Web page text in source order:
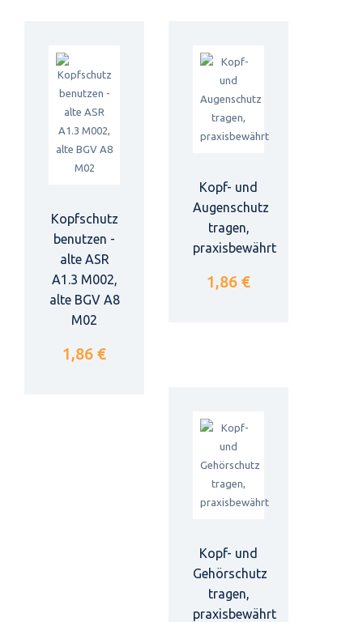
Kopfschutz
benutzen -
alte ASR
A1.3 M002,
alte BGV A8
M02
1,86 €
Kopf- und
Augenschutz
tragen,
praxisbewährt
1,86 €
Kopf- und
Gehörschutz
tragen,
praxisbewährt